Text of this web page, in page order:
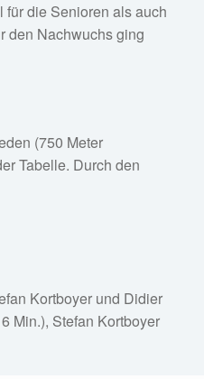
für die Senioren als auch
den Nachwuchs ging
(750 Meter
Tabelle. Durch den
Kortboyer und Didier
Min.), Stefan Kortboyer